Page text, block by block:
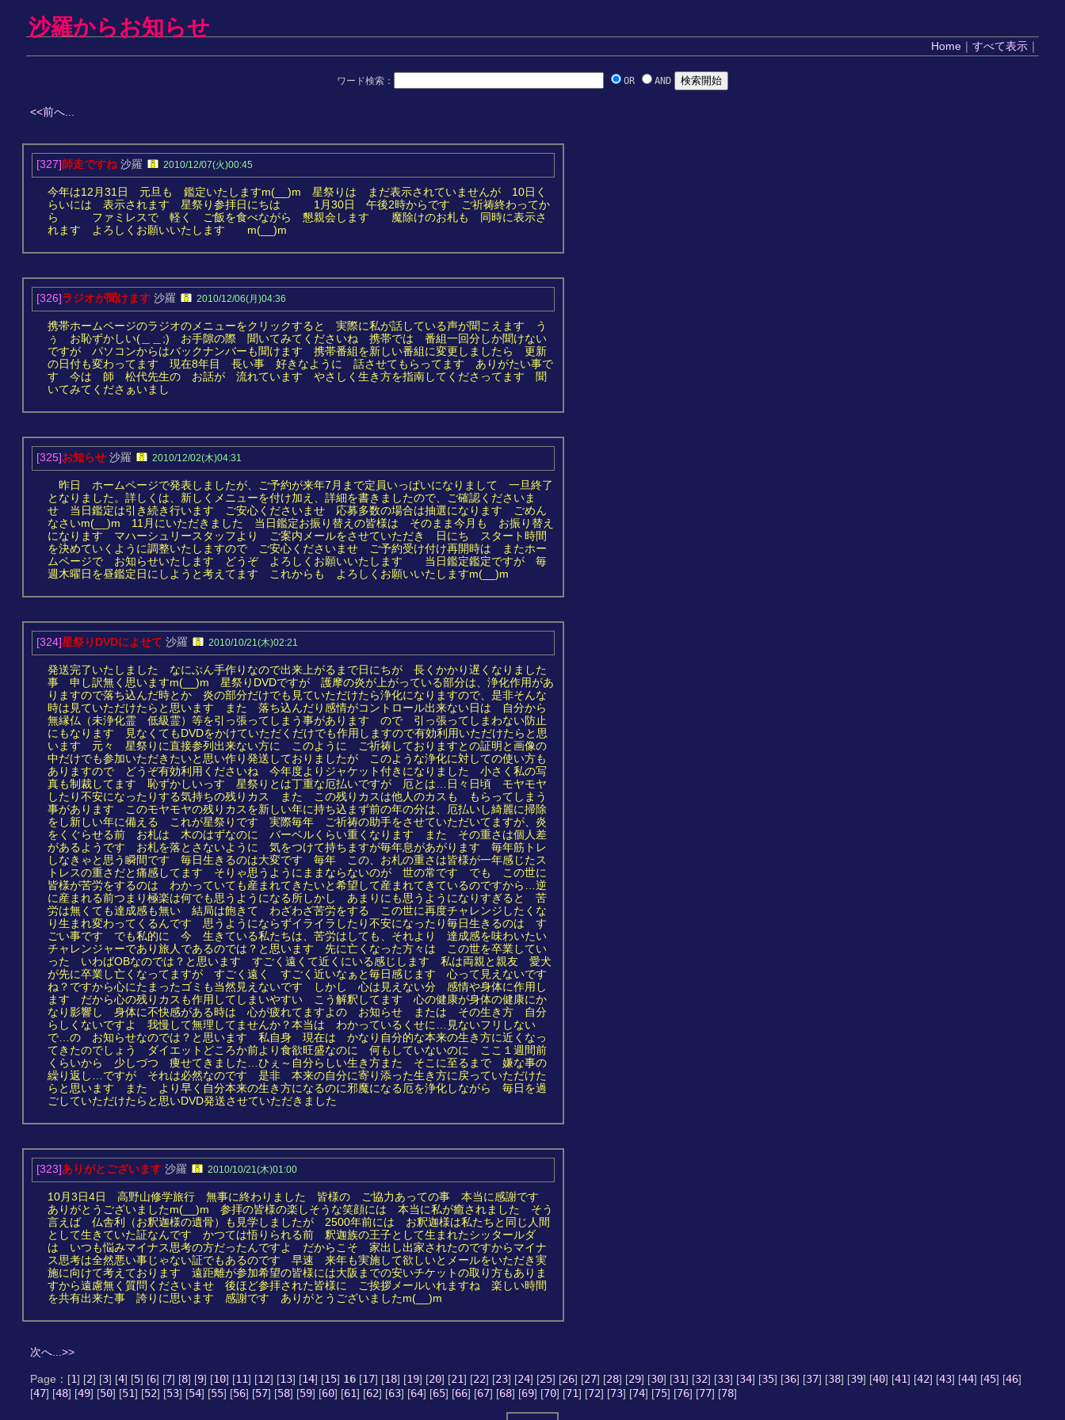
沙羅からお知らせ
Home ｜ すべて表示 ｜
ワード検索： OR AND
<<前へ...
[327]師走ですね沙羅 2010/12/07(火)00:45
今年は12月31日 元旦も 鑑定いたしますm(__)m 星祭りは まだ表示されていませんが 10日く
らいには 表示されます 星祭り参拝日にちは 1月30日 午後2時からです ご祈祷終わってか
ら ファミレスで 軽く ご飯を食べながら 懇親会します 魔除けのお札も 同時に表示さ
れます よろしくお願いいたします m(__)m
[326]ラジオが聞けます 沙羅 2010/12/06(月)04:36
携帯ホームページのラジオのメニューをクリックすると 実際に私が話している声が聞こえます う
ぅ お恥ずかしい(＿＿;) お手隙の際 聞いてみてくださいね 携帯では 番組一回分しか聞けない
ですが パソコンからはバックナンバーも聞けます 携帯番組を新しい番組に変更しましたら 更新
の日付も変わってます 現在8年目 長い事 好きなように 話させてもらってます ありがたい事で
す 今は 師 松代先生の お話が 流れています やさしく生き方を指南してくださってます 聞
いてみてくださぁいまし
[325]お知らせ 沙羅 2010/12/02(木)04:31
昨日 ホームページで発表しましたが、ご予約が来年7月まで定員いっぱいになりまして 一旦終了
となりました。詳しくは、新しくメニューを付け加え、詳細を書きましたので、ご確認くださいま
せ 当日鑑定は引き続き行います ご安心くださいませ 応募多数の場合は抽選になります ごめん
なさいm(__)m 11月にいただきました 当日鑑定お振り替えの皆様は そのまま今月も お振り替え
になります マハーシュリースタッフより ご案内メールをさせていただき 日にち スタート時間
を決めていくように調整いたしますので ご安心くださいませ ご予約受け付け再開時は またホー
ムページで お知らせいたします どうぞ よろしくお願いいたします 当日鑑定鑑定ですが 毎
週木曜日を昼鑑定日にしようと考えてます これからも よろしくお願いいたしますm(__)m
[324]星祭りDVDによせて 沙羅 2010/10/21(木)02:21
発送完了いたしました なにぶん手作りなので出来上がるまで日にちが 長くかかり遅くなりました
事 申し訳無く思いますm(__)m 星祭りDVDですが 護摩の炎が上がっている部分は、浄化作用があ
りますので落ち込んだ時とか 炎の部分だけでも見ていただけたら浄化になりますので、是非そんな
時は見ていただけたらと思います また 落ち込んだり感情がコントロール出来ない日は 自分から
無縁仏（未浄化霊 低級霊）等を引っ張ってしまう事があります ので 引っ張ってしまわない防止
にもなります 見なくてもDVDをかけていただくだけでも作用しますので有効利用いただけたらと思
います 元々 星祭りに直接参列出来ない方に このように ご祈祷しておりますとの証明と画像の
中だけでも参加いただきたいと思い作り発送しておりましたが このような浄化に対しての使い方も
ありますので どうぞ有効利用くださいね 今年度よりジャケット付きになりました 小さく私の写
真も制裁してます 恥ずかしいっす 星祭りとは丁重な厄払いですが 厄とは…日々日頃 モヤモヤ
したり不安になったりする気持ちの残りカス また この残りカスは他人のカスも もらってしまう
事があります このモヤモヤの残りカスを新しい年に持ち込まず前の年の分は、厄払いし綺麗に掃除
をし新しい年に備える これが星祭りです 実際毎年 ご祈祷の助手をさせていただいてますが、炎
をくぐらせる前 お札は 木のはずなのに バーベルくらい重くなります また その重さは個人差
があるようです お札を落とさないように 気をつけて持ちますが毎年息があがります 毎年筋トレ
しなきゃと思う瞬間です 毎日生きるのは大変です 毎年 この、お札の重さは皆様が一年感じたス
トレスの重さだと痛感してます そりゃ思うようにままならないのが 世の常です でも この世に
皆様が苦労をするのは わかっていても産まれてきたいと希望して産まれてきているのですから…逆
に産まれる前つまり極楽は何でも思うようになる所しかし あまりにも思うようになりすぎると 苦
労は無くても達成感も無い 結局は飽きて わざわざ苦労をする この世に再度チャレンジしたくな
り生まれ変わってくるんです 思うようにならずイライラしたり不安になったり毎日生きるのは す
ごい事です でも私的に 今 生きている私たちは、苦労はしても、それより 達成感を味わいたい
チャレンジャーであり旅人であるのでは？と思います 先に亡くなった方々は この世を卒業してい
った いわばOBなのでは？と思います すごく遠くて近くにいる感じします 私は両親と親友 愛犬
が先に卒業し亡くなってますが すごく遠く すごく近いなぁと毎日感じます 心って見えないです
ね？ですから心にたまったゴミも当然見えないです しかし 心は見えない分 感情や身体に作用し
ます だから心の残りカスも作用してしまいやすい こう解釈してます 心の健康が身体の健康にか
なり影響し 身体に不快感がある時は 心が疲れてますよの お知らせ または その生き方 自分
らしくないですよ 我慢して無理してませんか？本当は わかっているくせに…見ないフリしない
で…の お知らせなのでは？と思います 私自身 現在は かなり自分的な本来の生き方に近くなっ
てきたのでしょう ダイエットどころか前より食欲旺盛なのに 何もしていないのに ここ１週間前
くらいから 少しづつ 痩せてきました…ひぇ～自分らしい生き方また そこに至るまで 嫌な事の
繰り返し…ですが それは必然なのです 是非 本来の自分に寄り添った生き方に戻っていただけた
らと思います また より早く自分本来の生き方になるのに邪魔になる厄を浄化しながら 毎日を過
ごしていただけたらと思いDVD発送させていただきました
[323]ありがとございます 沙羅 2010/10/21(木)01:00
10月3日4日 高野山修学旅行 無事に終わりました 皆様の ご協力あっての事 本当に感謝です
ありがとうございましたm(__)m 参拝の皆様の楽しそうな笑顔には 本当に私が癒されました そう
言えば 仏舎利（お釈迦様の遺骨）も見学しましたが 2500年前には お釈迦様は私たちと同じ人間
として生きていた証なんです かつては悟りられる前 釈迦族の王子として生まれたシッタールダ
は いつも悩みマイナス思考の方だったんですよ だからこそ 家出し出家されたのですからマイナ
ス思考は全然悪い事じゃない証でもあるのです 早速 来年も実施して欲しいとメールをいただき実
施に向けて考えております 遠距離が参加希望の皆様には大阪までの安いチケットの取り方もありま
すから遠慮無く質問くださいませ 後ほど参拝された皆様に ご挨拶メールいれますね 楽しい時間
を共有出来た事 誇りに思います 感謝です ありがとうございましたm(__)m
次へ...>>
Page：[1] [2] [3] [4] [5] [6] [7] [8] [9] [10] [11] [12] [13] [14] [15] 16 [17] [18] [19] [20] [21] [22] [23] [24] [25] [26] [27] [28] [29] [30] [31] [32] [33] [34] [35] [36] [37] [38] [39] [40] [41] [42] [43] [44] [45] [46]
[47] [48] [49] [50] [51] [52] [53] [54] [55] [56] [57] [58] [59] [60] [61] [62] [63] [64] [65] [66] [67] [68] [69] [70] [71] [72] [73] [74] [75] [76] [77] [78]